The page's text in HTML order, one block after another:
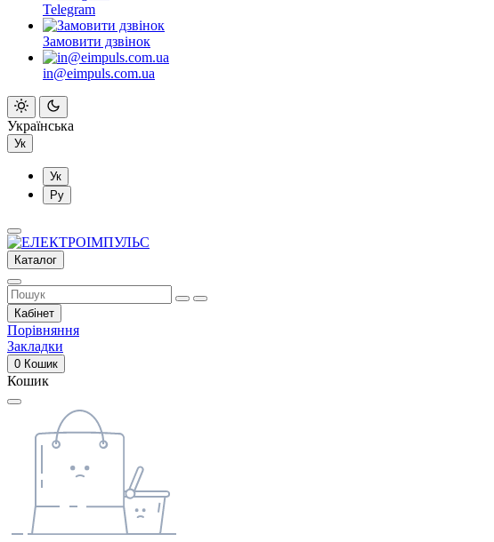
Telegram
Замовити дзвінок
in@eimpuls.com.ua
Українська
Ук
Ук
Ру
Каталог
Кабінет
Порівняння
Закладки
0 Кошик
Кошик